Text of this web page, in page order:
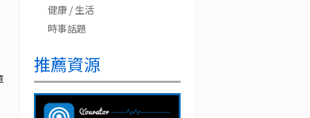
健康 / 生活
時事話題
推薦資源